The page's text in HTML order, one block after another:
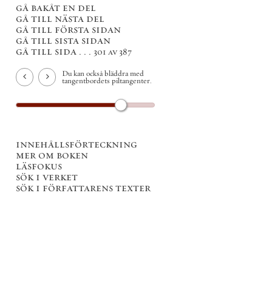
gå bakåt en del
gå till nästa del
gå till första sidan
gå till sista sidan
gå till sida . . . 301 av 387
Du kan också bläddra med
tangentbordets piltangenter.
innehållsförteckning
mer om boken
läsfokus
sök i verket
sök i författarens texter